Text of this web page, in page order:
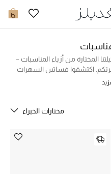
0
المختارة من أزياء المناسبات –
اكتشفوا فساتين السهرات
ولا دوبل جي. ولا تنسوا إضافة
لتخطفوا بها الأنظار.
مختارات الخبراء